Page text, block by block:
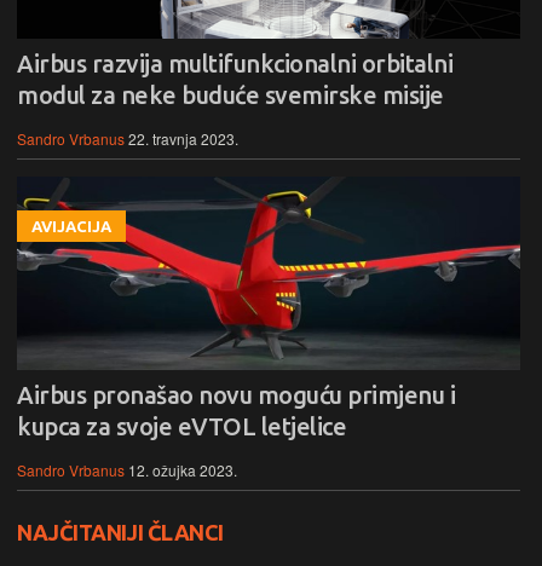
Airbus razvija multifunkcionalni orbitalni
modul za neke buduće svemirske misije
Sandro Vrbanus22. travnja 2023.
AVIJACIJA
Airbus pronašao novu moguću primjenu i
kupca za svoje eVTOL letjelice
Sandro Vrbanus 12. ožujka 2023.
NAJČITANIJI ČLANCI